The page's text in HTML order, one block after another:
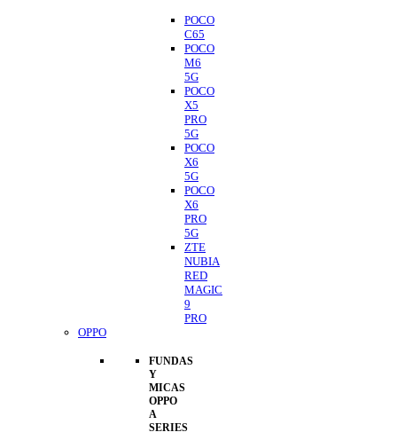
POCO
C65
POCO
M6
5G
POCO
X5
PRO
5G
POCO
X6
5G
POCO
X6
PRO
5G
ZTE
NUBIA
RED
MAGIC
9
PRO
OPPO
FUNDAS
Y
MICAS
OPPO
A
SERIES